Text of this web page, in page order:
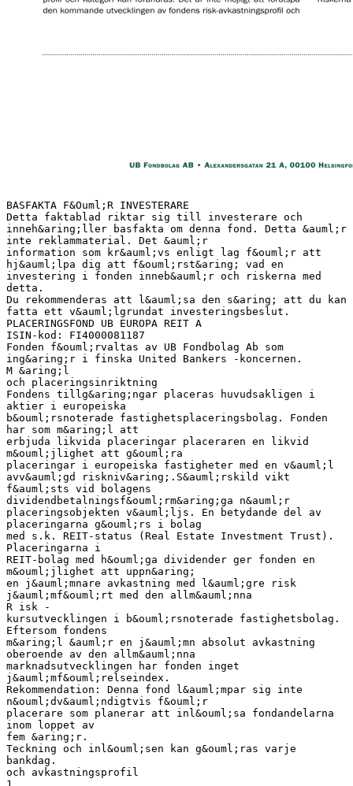
BASFAKTA F&Ouml;R INVESTERARE
Detta faktablad riktar sig till investerare och
inneh&aring;ller basfakta om denna fond. Detta &auml;r
inte reklammaterial. Det &auml;r
information som kr&auml;vs enligt lag f&ouml;r att
hj&auml;lpa dig att f&ouml;rst&aring; vad en
investering i fonden inneb&auml;r och riskerna med
detta.
Du rekommenderas att l&auml;sa den s&aring; att du kan
fatta ett v&auml;lgrundat investeringsbeslut.
PLACERINGSFOND UB EUROPA REIT A
ISIN-kod: FI4000081187
Fonden f&ouml;rvaltas av UB Fondbolag Ab som
ing&aring;r i finska United Bankers -koncernen.
M &aring;l
och placeringsinriktning
Fondens tillg&aring;ngar placeras huvudsakligen i
aktier i europeiska
b&ouml;rsnoterade fastighetsplaceringsbolag. Fonden
har som m&aring;l att
erbjuda likvida placeringar placeraren en likvid
m&ouml;jlighet att g&ouml;ra
placeringar i europeiska fastigheter med en v&auml;l
avv&auml;gd riskniv&aring;.S&auml;rskild vikt
f&auml;sts vid bolagens
dividendbetalningsf&ouml;rm&aring;ga n&auml;r
placeringsobjekten v&auml;ljs. En betydande del av
placeringarna g&ouml;rs i bolag
med s.k. REIT-status (Real Estate Investment Trust).
Placeringarna i
REIT-bolag med h&ouml;ga dividender ger fonden en
m&ouml;jlighet att uppn&aring;
en j&auml;mnare avkastning med l&auml;gre risk
j&auml;mf&ouml;rt med den allm&auml;nna
R isk -
kursutvecklingen i b&ouml;rsnoterade fastighetsbolag.
Eftersom fondens
m&aring;l &auml;r en j&auml;mn absolut avkastning
oberoende av den allm&auml;nna
marknadsutvecklingen har fonden inget
j&auml;mf&ouml;relseindex.
Rekommendation: Denna fond l&auml;mpar sig inte
n&ouml;dv&auml;ndigtvis f&ouml;r
placerare som planerar att inl&ouml;sa fondandelarna
inom loppet av
fem &aring;r.
Teckning och inl&ouml;sen kan g&ouml;ras varje
bankdag.
och avkastningsprofil